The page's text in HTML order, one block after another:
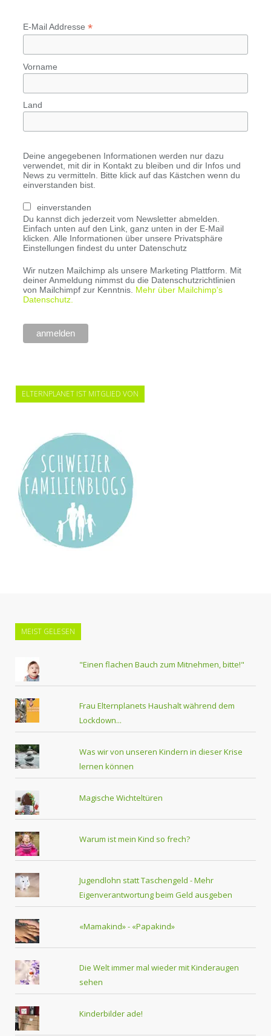
E-Mail Addresse *
Vorname
Land
Deine angegebenen Informationen werden nur dazu
verwendet, mit dir in Kontakt zu bleiben und dir Infos und
News zu vermitteln. Bitte klick auf das Kästchen wenn du
einverstanden bist.
einverstanden
Du kannst dich jederzeit vom Newsletter abmelden.
Einfach unten auf den Link, ganz unten in der E-Mail
klicken. Alle Informationen über unsere Privatsphäre
Einstellungen findest du unter Datenschutz
Wir nutzen Mailchimp als unsere Marketing Plattform. Mit
deiner Anmeldung nimmst du die Datenschutzrichtlinien
von Mailchimpf zur Kenntnis. Mehr über Mailchimp's
Datenschutz.
ELTERNPLANET IST MITGLIED VON
MEIST GELESEN
"Einen flachen Bauch zum Mitnehmen, bitte!"
Frau Elternplanets Haushalt während dem
Lockdown...
Was wir von unseren Kindern in dieser Krise
lernen können
Magische Wichteltüren
Warum ist mein Kind so frech?
Jugendlohn statt Taschengeld - Mehr
Eigenverantwortung beim Geld ausgeben
«Mamakind» - «Papakind»
Die Welt immer mal wieder mit Kinderaugen
sehen
Kinderbilder ade!